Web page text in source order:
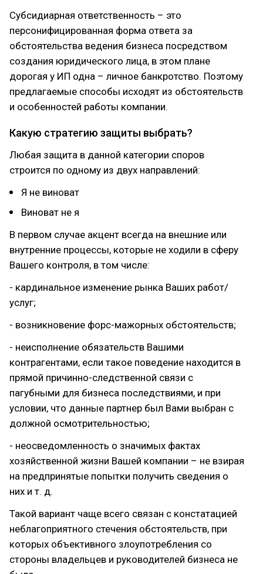
Субсидиарная ответственность – это
персонифицированная форма ответа за
обстоятельства ведения бизнеса посредством
создания юридического лица, в этом плане
дорогая у ИП одна – личное банкротство. Поэтому
предлагаемые способы исходят из обстоятельств
и особенностей работы компании.
Какую стратегию защиты выбрать?
Любая защита в данной категории споров
строится по одному из двух направлений:
Я не виноват
Виноват не я
В первом случае акцент всегда на внешние или
внутренние процессы, которые не ходили в сферу
Вашего контроля, в том числе:
- кардинальное изменение рынка Ваших работ/
услуг;
- возникновение форс-мажорных обстоятельств;
- неисполнение обязательств Вашими
контрагентами, если такое поведение находится в
прямой причинно-следственной связи с
пагубными для бизнеса последствиями, и при
условии, что данные партнер был Вами выбран с
должной осмотрительностью;
- неосведомленность о значимых фактах
хозяйственной жизни Вашей компании – не взирая
на предпринятые попытки получить сведения о
них и т. д.
Такой вариант чаще всего связан с констатацией
неблагоприятного стечения обстоятельств, при
которых объективного злоупотребления со
стороны владельцев и руководителей бизнеса не